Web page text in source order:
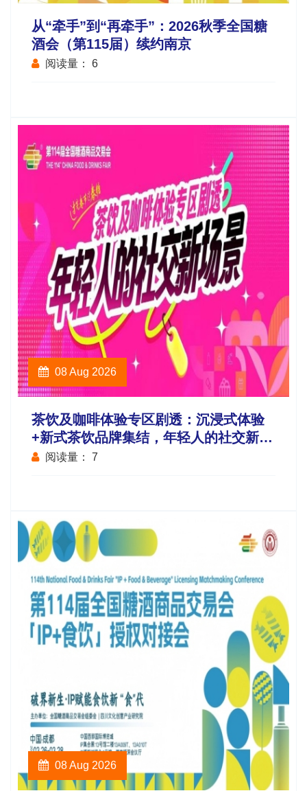
从“牵手”到“再牵手”：2026秋季全国糖
酒会（第115届）续约南京
阅读量： 6
08 Aug 2026
茶饮及咖啡体验专区剧透：沉浸式体验
+新式茶饮品牌集结，年轻人的社交新场
景 阅读量： 7
08 Aug 2026